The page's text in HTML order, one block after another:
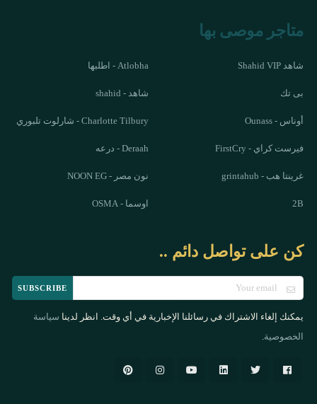
متاجر موصى بها
شاهد Shahid VIP Atlobha - اطلبها
بى تك شاهد - shahid
أوناس - Ounass Charlotte Tilbury - شارلوت تلبوري
فيرست كراي - FirstCry Deraah - درعه
غرينتا هب - grintahub نون مصر - NOON EG
2B اوسما - OSMA
كن على تواصل دائم ..
SUBSCRIBE
يمكنك إلغاء الاشتراك في رسائلنا الإخبارية في أي وقت. انظر لدينا سياسة
الخصوصية.